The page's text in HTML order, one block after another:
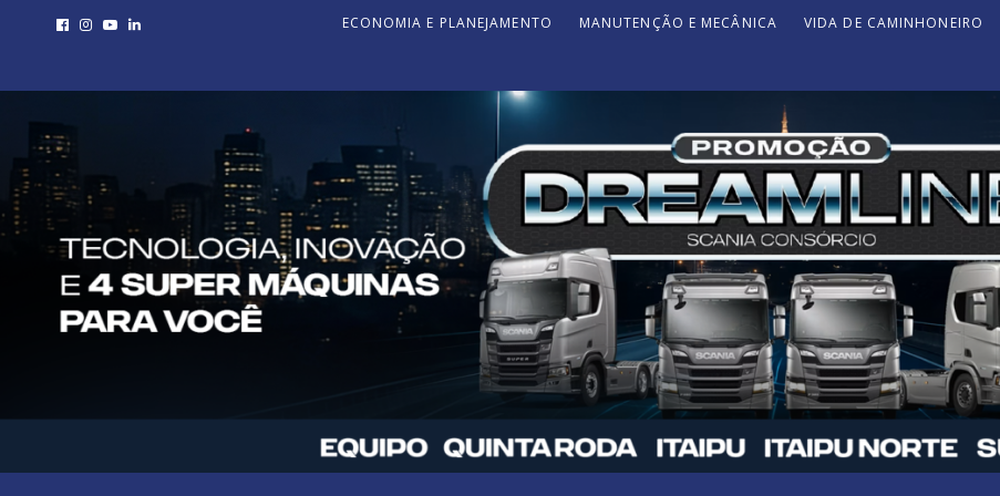
ECONOMIA E PLANEJAMENTO MANUTENÇÃO E MECÂNICA VIDA DE CAMINHONEIRO